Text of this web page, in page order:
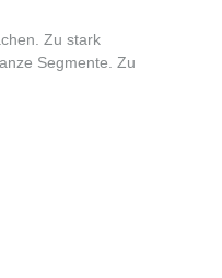
Zu stark
Segmente. Zu